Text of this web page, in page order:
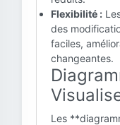
Flexibilité :
des
faciles,
changeantes.
Les